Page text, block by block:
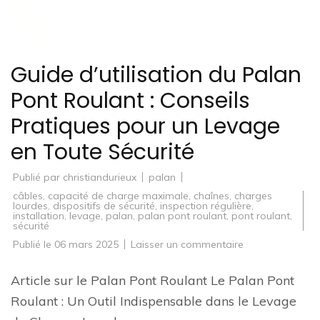
Guide d’utilisation du Palan
Pont Roulant : Conseils
Pratiques pour un Levage
en Toute Sécurité
Publié par christiandurieux
palan
câbles, capacité de charge maximale, chaînes, charges
lourdes, dispositifs de sécurité, inspection régulière,
installation, levage, palan, palan pont roulant, pont roulant,
sécurité
Publié le 06 mars 2025 Laisser un commentaire
du
Palan
Roulant
Article sur le Palan Pont Roulant Le Palan Pont
Roulant : Un Outil Indispensable dans le Levage